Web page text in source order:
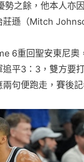
勢之餘，他本人亦
莊遜（Mitch
6重回聖安東尼奧
平3：3，雙方要
句便跑走，賽後